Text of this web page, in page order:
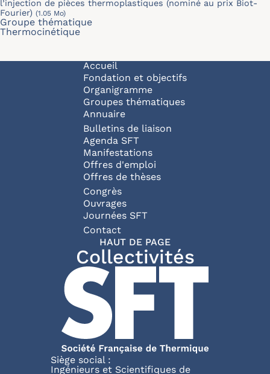
l’injection de pièces thermoplastiques (nominé au prix Biot-
Fourier) (1.05 Mo)
Groupe thématique
Thermocinétique
Navigation principale
Accueil
Fondation et objectifs
Organigramme
Groupes thématiques
Annuaire
Bulletins de liaison
Agenda SFT
Manifestations
Offres d'emploi
Offres de thèses
Congrès
Ouvrages
Journées SFT
Pied de page
Contact
HAUT DE PAGE
Collectivités
Siège social :
Ingénieurs et Scientifiques de